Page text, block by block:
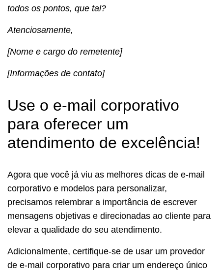
todos os pontos, que tal?
Atenciosamente,
[Nome e cargo do remetente]
[Informações de contato]
Use o e-mail corporativo
para oferecer um
atendimento de excelência!
Agora que você já viu as melhores dicas de e-mail
corporativo e modelos para personalizar,
precisamos relembrar a importância de escrever
mensagens objetivas e direcionadas ao cliente para
elevar a qualidade do seu atendimento.
Adicionalmente, certifique-se de usar um provedor
de e-mail corporativo para criar um endereço único